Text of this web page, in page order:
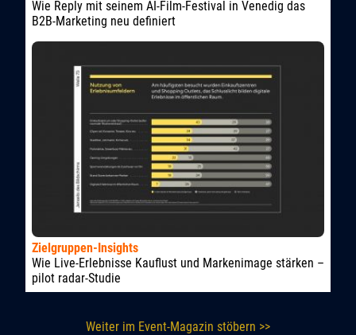
Wie Reply mit seinem AI-Film-Festival in Venedig das
B2B-Marketing neu definiert
Zielgruppen-Insights
Wie Live-Erlebnisse Kauflust und Markenimage stärken –
pilot radar-Studie
Weiter im Event-Magazin stöbern >>